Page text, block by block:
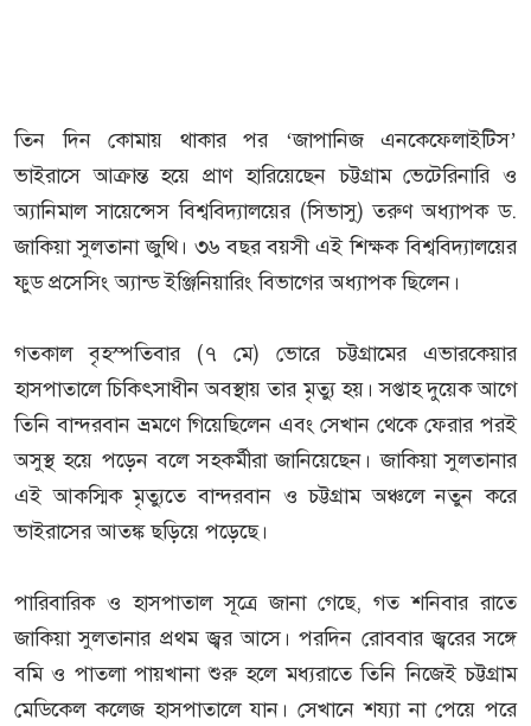
তিন দিন কোমায় থাকার পর ‘জাপানিজ এনকেফেলাইটিস’
ভাইরাসে আক্রান্ত হয়ে প্রাণ হারিয়েছেন চট্টগ্রাম ভেটেরিনারি ও
অ্যানিমাল সায়েন্সেস বিশ্ববিদ্যালয়ের (সিভাসু) তরুণ অধ্যাপক ড.
জাকিয়া সুলতানা জুথি। ৩৬ বছর বয়সী এই শিক্ষক বিশ্ববিদ্যালয়ের
ফুড প্রসেসিং অ্যান্ড ইঞ্জিনিয়ারিং বিভাগের অধ্যাপক ছিলেন।
গতকাল বৃহস্পতিবার (৭ মে) ভোরে চট্টগ্রামের এভারকেয়ার
হাসপাতালে চিকিৎসাধীন অবস্থায় তার মৃত্যু হয়। সপ্তাহ দুয়েক আগে
তিনি বান্দরবান ভ্রমণে গিয়েছিলেন এবং সেখান থেকে ফেরার পরই
অসুস্থ হয়ে পড়েন বলে সহকর্মীরা জানিয়েছেন। জাকিয়া সুলতানার
এই আকস্মিক মৃত্যুতে বান্দরবান ও চট্টগ্রাম অঞ্চলে নতুন করে
ভাইরাসের আতঙ্ক ছড়িয়ে পড়েছে।
পারিবারিক ও হাসপাতাল সূত্রে জানা গেছে, গত শনিবার রাতে
জাকিয়া সুলতানার প্রথম জ্বর আসে। পরদিন রোববার জ্বরের সঙ্গে
বমি ও পাতলা পায়খানা শুরু হলে মধ্যরাতে তিনি নিজেই চট্টগ্রাম
মেডিকেল কলেজ হাসপাতালে যান। সেখানে শয্যা না পেয়ে পরে